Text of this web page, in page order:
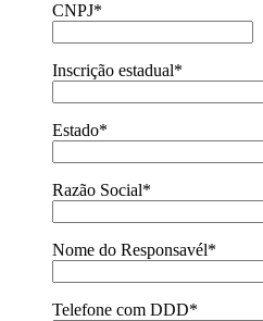
CNPJ*
Inscrição estadual*
Estado*
Razão Social*
Nome do Responsavél*
Telefone com DDD*